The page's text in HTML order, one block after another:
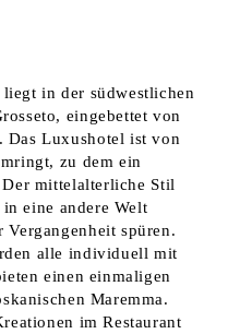
liegt in der südwestlichen
eingebettet von
Das Luxushotel ist von
zu dem ein
mittelalterliche Stil
eine andere Welt
Vergangenheit spüren.
alle individuell mit
einen einmaligen
Maremma.
im Restaurant